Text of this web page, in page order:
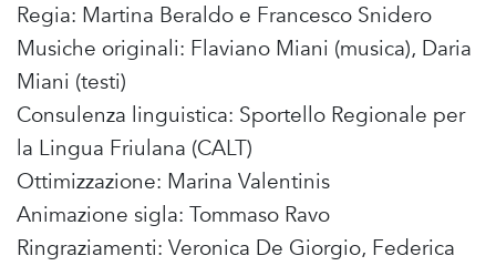
Regia: Martina Beraldo e Francesco Snidero
Musiche originali: Flaviano Miani (musica), Daria
Miani (testi)
Consulenza linguistica: Sportello Regionale per
la Lingua Friulana (CALT)
Ottimizzazione: Marina Valentinis
Animazione sigla: Tommaso Ravo
Ringraziamenti: Veronica De Giorgio, Federica